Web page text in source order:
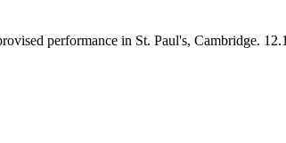
performance in St. Paul's, Cambridge.